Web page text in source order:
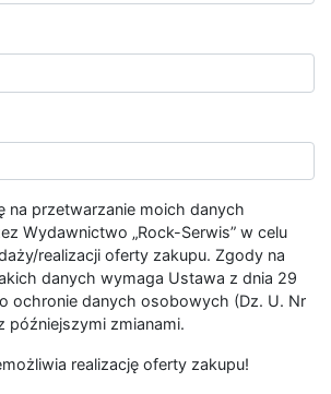
na przetwarzanie moich danych
Wydawnictwo „Rock-Serwis” w celu
realizacji oferty zakupu. Zgody na
danych wymaga Ustawa z dnia 29
ochronie danych osobowych (Dz. U. Nr
późniejszymi zmianami.
realizację oferty zakupu!